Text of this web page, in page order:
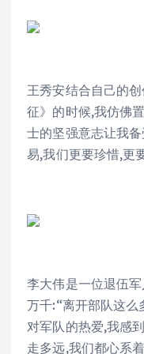
王秀安结合自己的
征》的时候,我仿佛
士的坚强意志让我
易,我们更要珍惜,更
李大伟是一位退伍
万千:“离开部队这
对军队的热爱,我感
走多远,我们都心系